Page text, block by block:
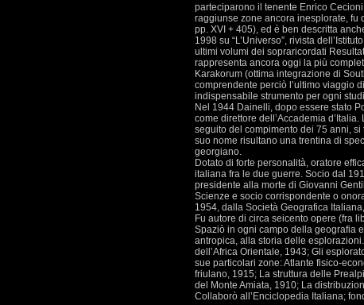
parteciparono il tenente Enrico
raggiunse zone ancora inesplorate, fu
pp. XVI + 405), ed è ben descritta
1998 su “L’Universo”, rivista
ultimi volumi dei sopraricordati
rappresenta ancora oggi la più
Karakorum (ottima integrazione di
comprendente perciò l’ultimo viaggio
indispensabile strumento per ogni
Nel 1944 Dainelli, dopo essere stato
come direttore dell’Accademia
seguito del compimento dei 75 anni,
suo nome risultano una trentina di
georgiano.
Dotato di forte personalità, oratore
italiana fra le due guerre. Socio dal
presidente alla morte di Giovanni
Scienze e socio corrispondente o
1954, dalla Società Geografica
Fu autore di circa seicento opere (fra
Spaziò in ogni campo della geografia
antropica, alla storia delle
dell’Africa Orientale, 1943; Gli
sue particolari zone: Atlante fisico-
friulano, 1915; La struttura delle
del Monte Amiata, 1910; La
Collaborò all’Enciclopedia Italiana;